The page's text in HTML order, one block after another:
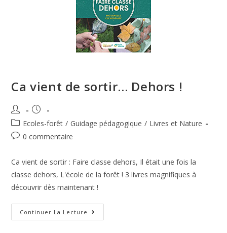
Ca vient de sortir… Dehors !
Ecoles-forêt / Guidage pédagogique / Livres et Nature
0 commentaire
Ca vient de sortir : Faire classe dehors, Il était une fois la
classe dehors, L'école de la forêt ! 3 livres magnifiques à
découvrir dès maintenant !
Continuer La Lecture